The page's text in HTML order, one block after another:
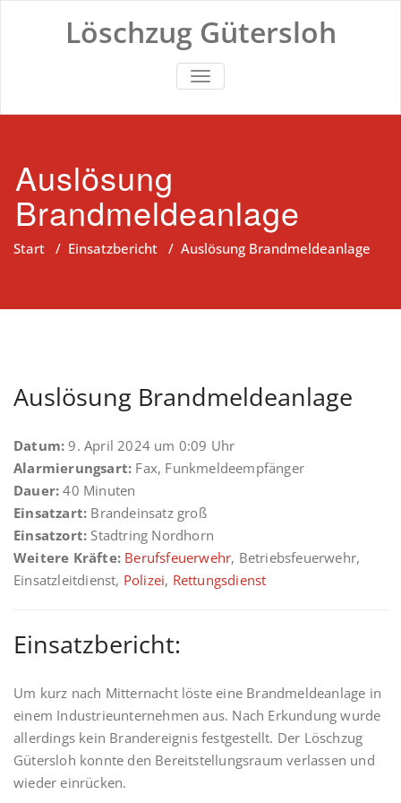
Löschzug Gütersloh
TOGGLE NAVIGATION
Auslösung
Brandmeldeanlage
Start / Einsatzbericht / Auslösung Brandmeldeanlage
Auslösung Brandmeldeanlage
Datum: 9. April 2024 um 0:09 Uhr
Alarmierungsart: Fax, Funkmeldeempfänger
Dauer: 40 Minuten
Einsatzart: Brandeinsatz groß
Einsatzort: Stadtring Nordhorn
Weitere Kräfte: Berufsfeuerwehr, Betriebsfeuerwehr,
Einsatzleitdienst, Polizei, Rettungsdienst
Einsatzbericht:
Um kurz nach Mitternacht löste eine Brandmeldeanlage in
einem Industrieunternehmen aus. Nach Erkundung wurde
allerdings kein Brandereignis festgestellt. Der Löschzug
Gütersloh konnte den Bereitstellungsraum verlassen und
wieder einrücken.